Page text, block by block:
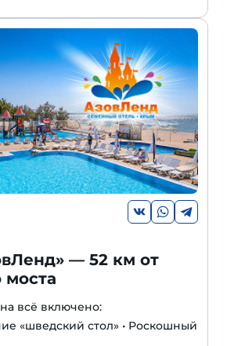
— 52 км от
на всё включено:
«шведский стол» • Роскошный